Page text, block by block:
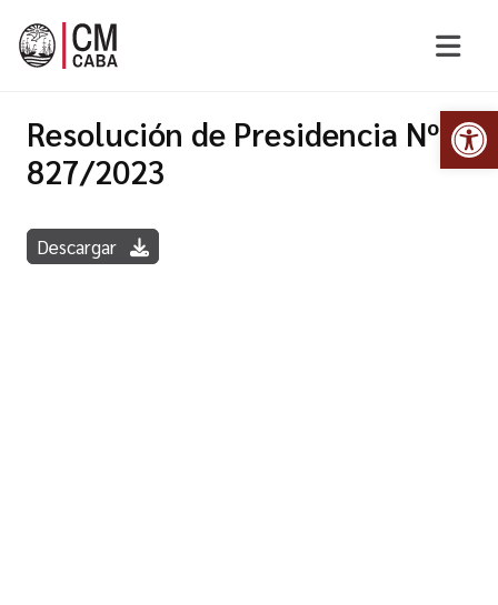
Resolución de Presidencia Nº
827/2023
Descargar